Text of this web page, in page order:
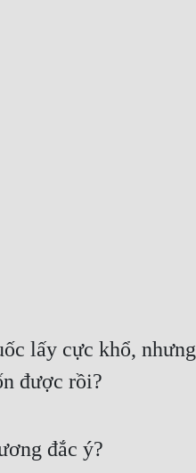
lấy cực khổ, nhưng
được rồi?
đắc ý?